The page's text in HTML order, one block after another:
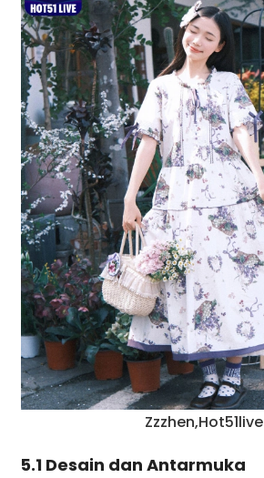
Zzzhen,Hot51live
5.1 Desain dan Antarmuka